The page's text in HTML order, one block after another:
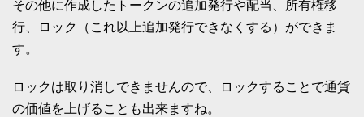
その他に作成したトークンの追加発行や配当、所有権移
行、ロック（これ以上追加発行できなくする）ができま
す。
ロックは取り消しできませんので、ロックすることで通貨
の価値を上げることも出来ますね。